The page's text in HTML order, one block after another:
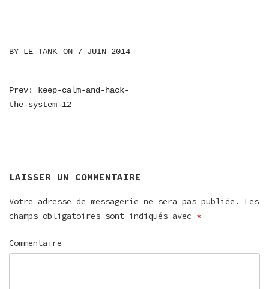
BY LE TANK ON 7 JUIN 2014
NAVIGATION
DE
Prev: keep-calm-and-hack-
the-system-12
LAISSER UN COMMENTAIRE
Votre adresse de messagerie ne sera pas publiée.
Les
champs obligatoires sont indiqués avec *
Commentaire